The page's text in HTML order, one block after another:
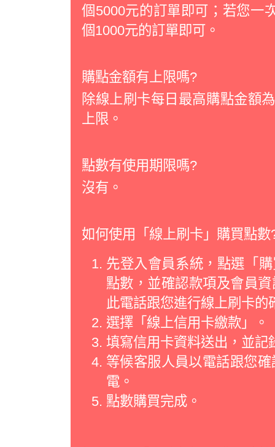
個5000元的訂單即可；若您一
個1000元的訂單即可。
購點金額有上限嗎?
除線上刷卡每日最高購點金額
上限。
點數有使用期限嗎?
沒有。
如何使用「線上刷卡」購買點數
先登入會員系統，點選「
點數，並確認款項及會員
此電話跟您進行線上刷卡的
選擇「線上信用卡繳款」。
填寫信用卡資料送出，並記
等候客服人員以電話跟您
電。
點數購買完成。